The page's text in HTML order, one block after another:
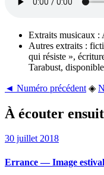
Extraits musicaux
Autres extraits :
qui résiste »,
Tarabust,
◄ Numéro précédent ◈
À écouter
30 juillet 2018
Errance — Image